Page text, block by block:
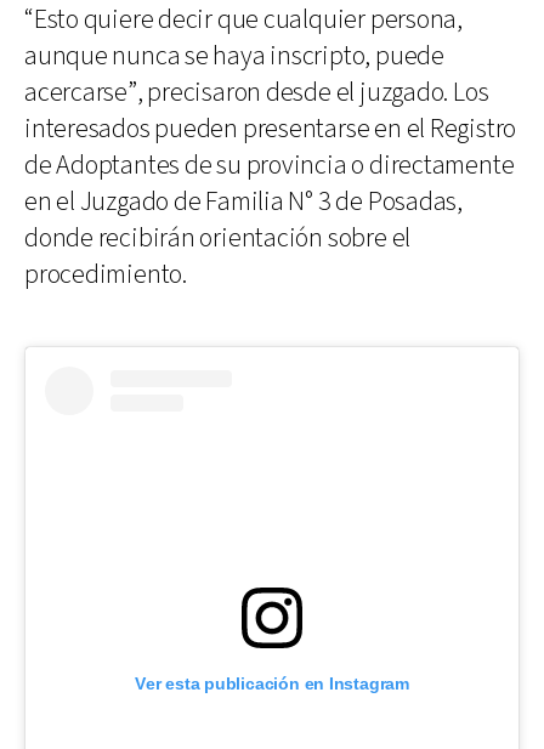
“Esto quiere decir que cualquier persona,
aunque nunca se haya inscripto, puede
acercarse”, precisaron desde el juzgado. Los
interesados pueden presentarse en el Registro
de Adoptantes de su provincia o directamente
en el Juzgado de Familia N° 3 de Posadas,
donde recibirán orientación sobre el
procedimiento.
Ver esta publicación en Instagram